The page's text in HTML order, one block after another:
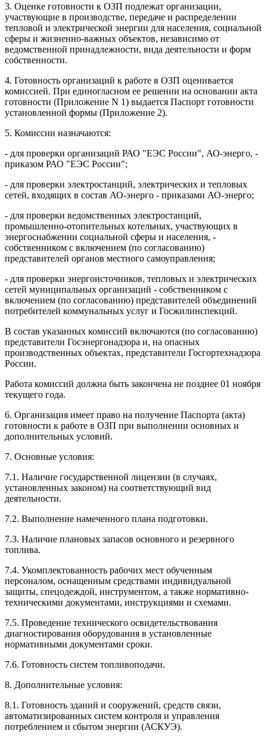
3. Оценке готовности к ОЗП подлежат организации,
участвующие в производстве, передаче и распределении
тепловой и электрической энергии для населения, социальной
сферы и жизненно-важных объектов, независимо от
ведомственной принадлежности, вида деятельности и форм
собственности.
4. Готовность организаций к работе в ОЗП оценивается
комиссией. При единогласном ее решении на основании акта
готовности (Приложение N 1) выдается Паспорт готовности
установленной формы (Приложение 2).
5. Комиссии назначаются:
- для проверки организаций РАО "ЕЭС России", АО-энерго, -
приказом РАО "ЕЭС России";
- для проверки электростанций, электрических и тепловых
сетей, входящих в состав АО-энерго - приказами АО-энерго;
- для проверки ведомственных электростанций,
промышленно-отопительных котельных, участвующих в
энергоснабжении социальной сферы и населения, -
собственником с включением (по согласованию)
представителей органов местного самоуправления;
- для проверки энергоисточников, тепловых и электрических
сетей муниципальных организаций - собственником с
включением (по согласованию) представителей объединений
потребителей коммунальных услуг и Госжилинспекций.
В состав указанных комиссий включаются (по согласованию)
представители Госэнергонадзора и, на опасных
производственных объектах, представители Госгортехнадзора
России.
Работа комиссий должна быть закончена не позднее 01 ноября
текущего года.
6. Организация имеет право на получение Паспорта (акта)
готовности к работе в ОЗП при выполнении основных и
дополнительных условий.
7. Основные условия:
7.1. Наличие государственной лицензии (в случаях,
установленных законом) на соответствующий вид
деятельности.
7.2. Выполнение намеченного плана подготовки.
7.3. Наличие плановых запасов основного и резервного
топлива.
7.4. Укомплектованность рабочих мест обученным
персоналом, оснащенным средствами индивидуальной
защиты, спецодеждой, инструментом, а также нормативно-
техническими документами, инструкциями и схемами.
7.5. Проведение технического освидетельствования
диагностирования оборудования в установленные
нормативными документами сроки.
7.6. Готовность систем топливоподачи.
8. Дополнительные условия:
8.1. Готовность зданий и сооружений, средств связи,
автоматизированных систем контроля и управления
потреблением и сбытом энергии (АСКУЭ).